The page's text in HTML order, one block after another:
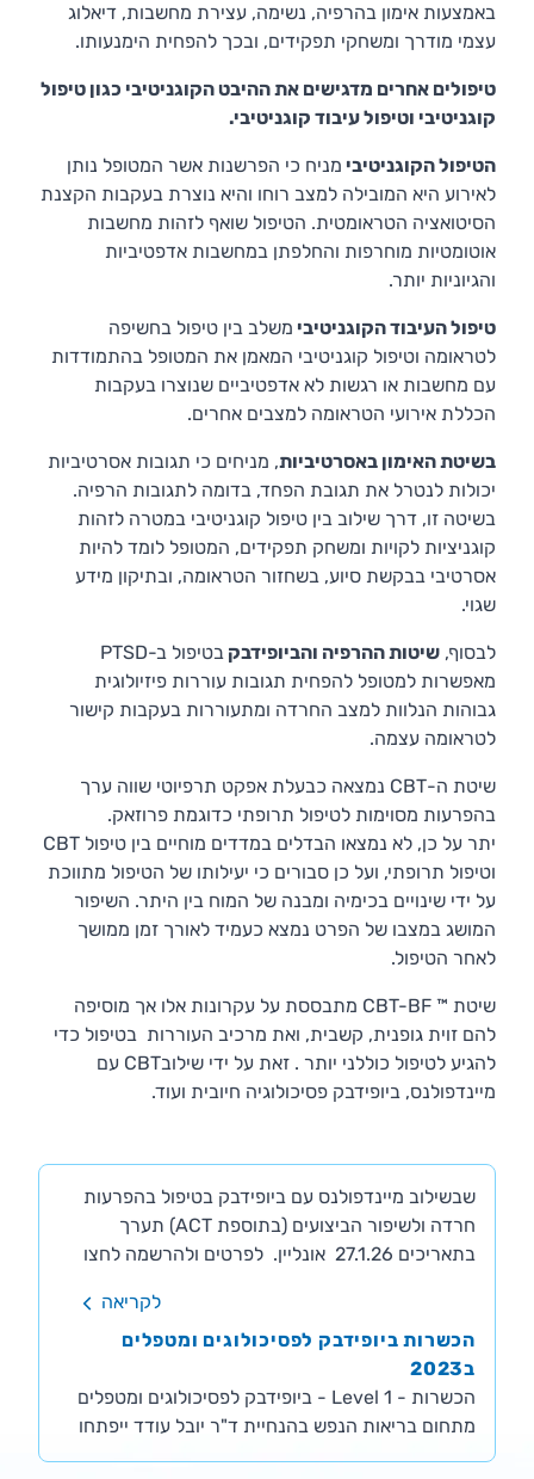
באמצעות אימון בהרפיה, נשימה, עצירת מחשבות, דיאלוג
עצמי מודרך ומשחקי תפקידים, ובכך להפחית הימנעותו.
טיפולים אחרים מדגישים את ההיבט הקוגניטיבי כגון טיפול
קוגניטיבי וטיפול עיבוד קוגניטיבי.
הטיפול הקוגניטיבי מניח כי הפרשנות אשר המטופל נותן
לאירוע היא המובילה למצב רוחו והיא נוצרת בעקבות הקצנת
הסיטואציה הטראומטית. הטיפול שואף לזהות מחשבות
אוטומטיות מוחרפות והחלפתן במחשבות אדפטיביות
והגיוניות יותר.
טיפול העיבוד הקוגניטיבי משלב בין טיפול בחשיפה
לטראומה וטיפול קוגניטיבי המאמן את המטופל בהתמודדות
עם מחשבות או רגשות לא אדפטיביים שנוצרו בעקבות
הכללת אירועי הטראומה למצבים אחרים.
בשיטת האימון באסרטיביות, מניחים כי תגובות אסרטיביות
יכולות לנטרל את תגובת הפחד, בדומה לתגובות הרפיה.
בשיטה זו, דרך שילוב בין טיפול קוגניטיבי במטרה לזהות
קוגניציות לקויות ומשחק תפקידים, המטופל לומד להיות
אסרטיבי בבקשת סיוע, בשחזור הטראומה, ובתיקון מידע
שגוי.
לבסוף, שיטות ההרפיה והביופידבק
בטיפול ב-PTSD
מאפשרות למטופל להפחית תגובות עוררות פיזיולוגית
גבוהות הנלוות למצב החרדה ומתעוררות בעקבות קישור
לטראומה עצמה.
שיטת ה-CBT נמצאה כבעלת אפקט תרפיוטי שווה ערך
בהפרעות מסוימות לטיפול תרופתי כדוגמת פרוזאק.
יתר על כן, לא נמצאו הבדלים במדדים מוחיים בין טיפול CBT
וטיפול תרופתי, ועל כן סבורים כי יעילותו של הטיפול מתווכת
על ידי שינויים בכימיה ומבנה של המוח בין היתר. השיפור
המושג במצבו של הפרט נמצא כעמיד לאורך זמן ממושך
לאחר הטיפול.
שיטת ™ CBT-BF מתבססת על עקרונות אלו אך מוסיפה
להם זוית גופנית, קשבית, ואת מרכיב העוררות בטיפול כדי
להגיע לטיפול כוללני יותר . זאת על ידי שילובCBT עם
מיינדפולנס, ביופידבק פסיכולוגיה חיובית ועוד.
הכשרות בביופידבק 2026
במהלך2026 יפתחו קורסים חדשים להכשרת מטפלים
שבשילוב מיינדפולנס עם ביופידבק בטיפול בהפרעות
חרדה ולשיפור הביצועים (בתוספת ACT) תערך
בתאריכים 27.1.26 אונליין. לפרטים ולהרשמה לחצו
כאן שלב 1 למטפים ומאמנים- ההכשרות נערכות לאורך
הקרובה ולהרשם בלינק הבא הקורס יערך באונליין.
מסיום שלב 1. בנוסף בכל שנה מועברים קורסי המשך
למטפלים על פרוטוקולים ייחודיים לטיפול בהפרעות
הכשרות ביופידבק לפסיכולוגים ומטפלים
ב2023
מתחום בריאות הנפש בהנחיית ד"ר יובל עודד ייפתחו
בשנת 2023 באוניברסיטת בר אילן , בטכניון במרכז